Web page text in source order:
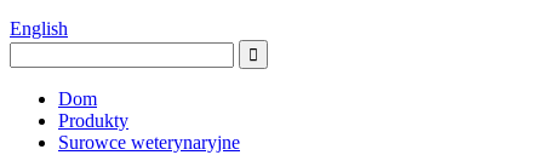
English
Dom
Produkty
Surowce weterynaryjne